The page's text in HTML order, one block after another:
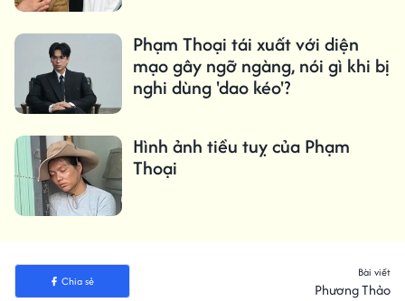
Phạm Thoại tái xuất với diện
mạo gây ngỡ ngàng, nói gì khi bị
nghi dùng 'dao kéo'?
Hình ảnh tiều tuỵ của Phạm
Thoại
Chia sẻ
Bài viết
Phương Thảo